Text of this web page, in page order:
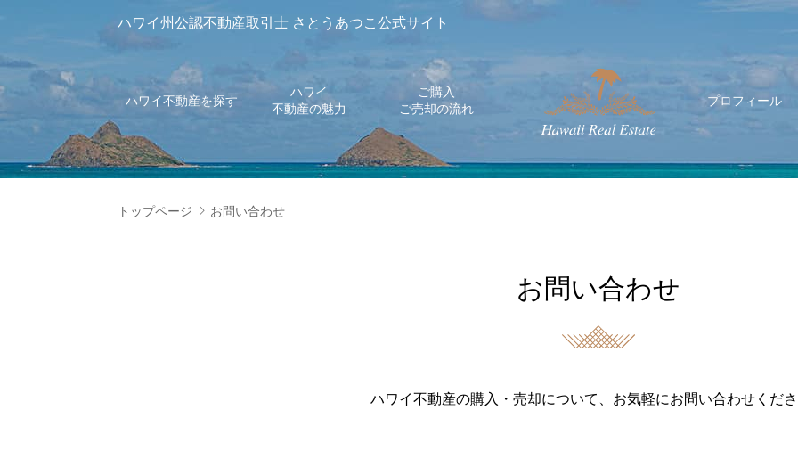
ハワイ州公認不動産取引士 さとうあつこ公式サイト
ハワイ不動産を探す
ハワイ
不動産の魅力
ご購入
ご売却の流れ
プロフィール
トップページ お問い合わせ
お問い合わせ
ハワイ不動産の購入・売却について、お気軽にお問い合わせくださ